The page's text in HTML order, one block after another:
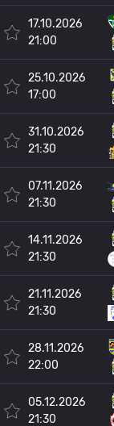
17.10.2026
21:00
25.10.2026
17:00
31.10.2026
21:30
07.11.2026
21:30
14.11.2026
21:30
21.11.2026
21:30
28.11.2026
22:00
05.12.2026
21:30